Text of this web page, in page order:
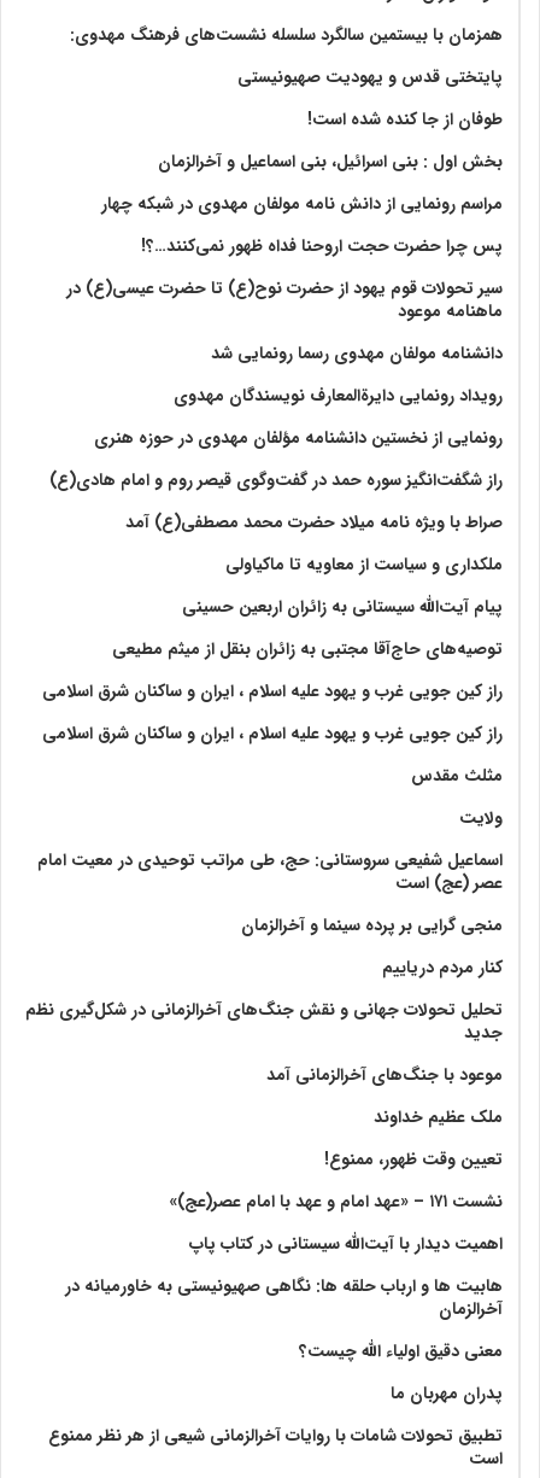
همزمان با بیستمین سالگرد سلسله نشست‌های فرهنگ مهدوی:‌
پایتختی قدس و یهودیت صهیونیستی
طوفان از جا کنده شده است!
بخش اول : بنی اسرائیل، بنی اسماعیل و آخرالزمان
مراسم رونمایی از دانش نامه مولفان مهدوی در شبکه چهار
پس چرا حضرت حجت اروحنا فداه ظهور نمی‌کنند…؟!
سیر تحولات قوم یهود از حضرت نوح(ع) تا حضرت عیسی(ع) در
ماهنامه موعود
دانشنامه مولفان مهدوی رسما رونمایی شد
رویداد رونمایی دایرةالمعارف نویسندگان مهدوی
رونمایی از نخستین دانشنامه مؤلفان مهدوی در حوزه هنری
راز شگفت‌انگیز سوره حمد در گفت‌وگوی قیصر روم و امام هادی(ع)
صراط با ویژه نامه میلاد حضرت محمد مصطفی(ع) آمد
ملکداری و سیاست از معاویه تا ماکیاولی
پیام آیت‌الله سیستانی به زائران اربعین حسینی
توصیه‌های حاج‌آقا مجتبی به زائران بنقل از میثم مطیعی
راز کین جویی غرب و یهود علیه اسلام ، ایران و ساکنان شرق اسلامی
راز کین جویی غرب و یهود علیه اسلام ، ایران و ساکنان شرق اسلامی
مثلث مقدس
ولايت‏
اسماعیل شفیعی سروستانی: حج، طی مراتب توحیدی در معیت امام
عصر (عج) است
منجی گرایی بر پرده سینما و آخرالزمان
کنار مردم دریاییم
تحلیل تحولات جهانی و نقش جنگ‌های آخرالزمانی در شکل‌گیری نظم
جدید
موعود با جنگ‌های آخرالزمانی آمد
ملک عظیم خداوند
تعیین وقت ظهور، ممنوع!
نشست ۱۷۱ – «عهد امام و عهد با امام عصر(عج)»
اهمیت دیدار با آیت‌الله سیستانی در کتاب پاپ
هابیت ها و ارباب حلقه ها: نگاهی صهیونیستی به خاورمیانه در
آخرالزمان
معنی دقیق اولیاء الله چیست؟
پدران مهربان ما
تطبیق تحولات شامات با روایات آخرالزمانی شیعی از هر نظر ممنوع
است